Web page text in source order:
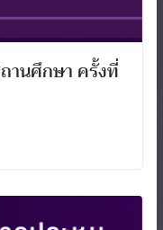
านศึกษา ครั้งที่